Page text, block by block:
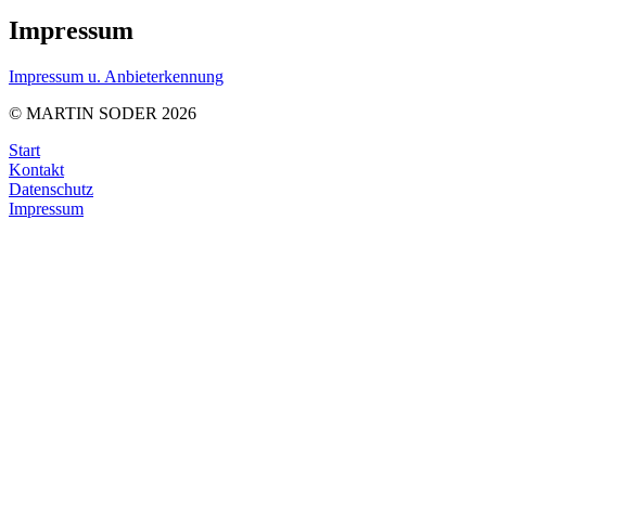
Impressum
Impressum u. Anbieterkennung
© MARTIN SODER 2026
Start
Kontakt
Datenschutz
Impressum